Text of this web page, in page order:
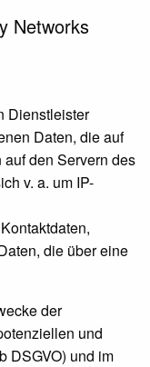
Networks
Dienstleister
Daten, die auf
den Servern des
v. a. um IP-
die über eine
der
und
DSGVO) und im